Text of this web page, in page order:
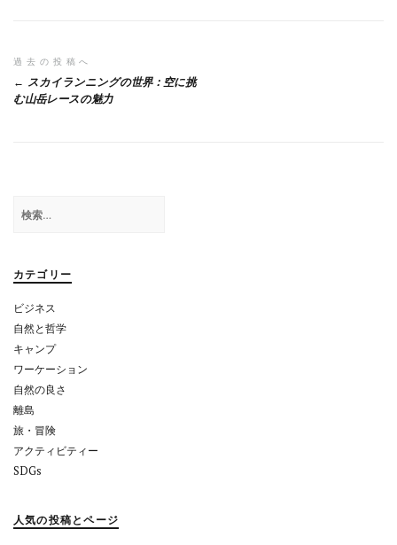
投
稿
ー
ョ
ン
過去の投稿へ
スカイランニングの世界：空に挑
む山岳レースの魅力
索:
カテゴリー
ビジネス
自然と哲学
キャンプ
ワーケーション
自然の良さ
離島
旅・冒険
アクティビティー
SDGs
人気の投稿とページ